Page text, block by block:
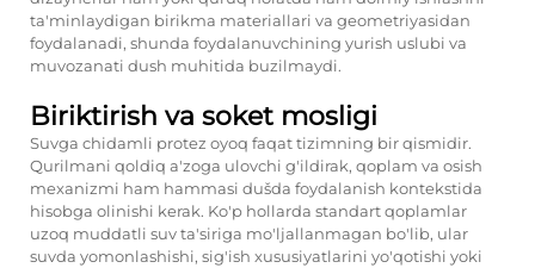
ta'minlaydigan birikma materiallari va geometriyasidan
foydalanadi, shunda foydalanuvchining yurish uslubi va
muvozanati dush muhitida buzilmaydi.
Biriktirish va soket mosligi
Suvga chidamli protez oyoq faqat tizimning bir qismidir.
Qurilmani qoldiq a'zoga ulovchi g'ildirak, qoplam va osish
mexanizmi ham hammasi dušda foydalanish kontekstida
hisobga olinishi kerak. Ko'p hollarda standart qoplamlar
uzoq muddatli suv ta'siriga mo'ljallanmagan bo'lib, ular
suvda yomonlashishi, sig'ish xususiyatlarini yo'qotishi yoki